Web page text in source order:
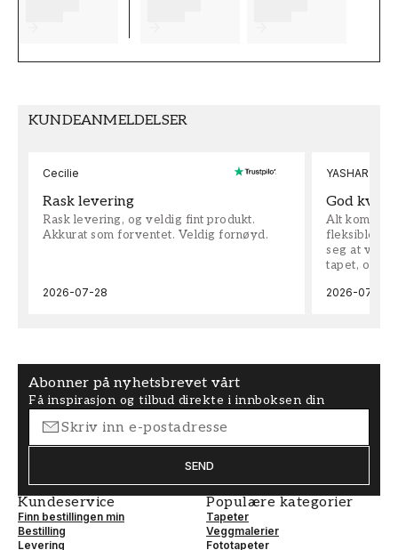
KUNDEANMELDELSER
Cecilie
Rask levering
Rask levering, og veldig fint produkt.
Akkurat som forventet. Veldig fornøyd.
2026-07-28
YASHAR
God
Alt kom
fleksible på
seg at vi
tapet, og
2026-07-04
Abonner på nyhetsbrevet vårt
Få inspirasjon og tilbud direkte i innboksen din
SEND
Kundeservice
Finn bestillingen min
Bestilling
Levering
Populære kategorier
Tapeter
Veggmalerier
Fototapeter